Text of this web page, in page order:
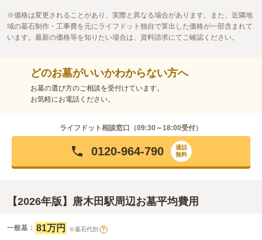
価格は変更されることがあり、実際と異なる場合があります。また、近隣地
域の墓石制作・工事費を元にライフドット独自で算出した価格が一部含まれて
います。最新の価格等を知りたい場合は、資料請求にてご確認ください。
どのお墓がいいかわからない方へ
お墓の選び方のご相談を受付けています。
お気軽にお電話ください。
ライフドット相談窓口（09:30～18:00受付）
0120-964-790
通話
無料
【2026年版】唐木田駅周辺お墓平均費用
一般墓： 81万円 ※墓石代別 ?